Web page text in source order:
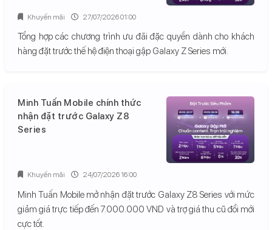
Tổng hợp các chương trình ưu đãi đặc quyền dành cho khách
hàng đặt trước thế hệ điện thoại gập Galaxy Z Series mới.
Khuyến mãi 27/07/2026 01:00
Minh Tuấn Mobile chính thức
nhận đặt trước Galaxy Z8
Series
Minh Tuấn Mobile mở nhận đặt trước Galaxy Z8 Series với mức
giảm giá trực tiếp đến 7.000.000 VND và trợ giá thu cũ đổi mới
cực tốt.
Khuyến mãi 24/07/2026 16:00